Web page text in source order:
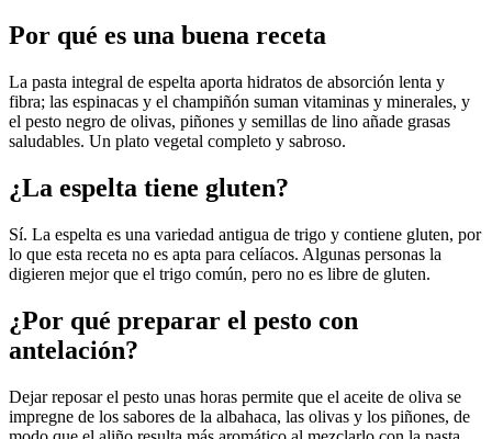
Por qué es una buena receta
La pasta integral de espelta aporta hidratos de absorción lenta y
fibra; las espinacas y el champiñón suman vitaminas y minerales, y
el pesto negro de olivas, piñones y semillas de lino añade grasas
saludables. Un plato vegetal completo y sabroso.
¿La espelta tiene gluten?
Sí. La espelta es una variedad antigua de trigo y contiene gluten, por
lo que esta receta no es apta para celíacos. Algunas personas la
digieren mejor que el trigo común, pero no es libre de gluten.
¿Por qué preparar el pesto con
antelación?
Dejar reposar el pesto unas horas permite que el aceite de oliva se
impregne de los sabores de la albahaca, las olivas y los piñones, de